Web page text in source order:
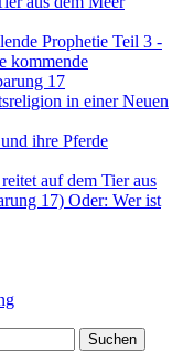
Prophetie Teil 3 -
kommende
17
in einer Neuen
ihre Pferde
auf dem Tier aus
17) Oder: Wer ist
Suchen